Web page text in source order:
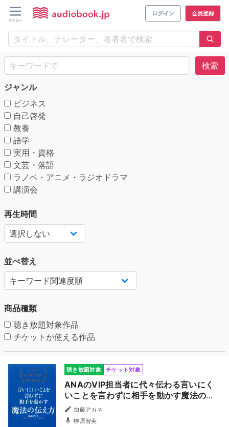
ログイン 会員登録
検索
ジャンル
ビジネス
自己啓発
教養
語学
実用・資格
文芸・落語
ラノベ・アニメ・ラジオドラマ
講演会
再生時間
並べ替え
商品種類
聴き放題対象作品
チケットが使える作品
聴き放題対象 チケット対象
ANAのVIP担当者に代々伝わる言いにく
いことを言わずに相手を動かす魔法の伝
え方加藤アカネ
榊原智美